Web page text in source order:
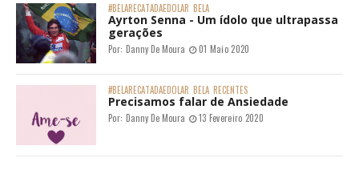
#BELARECATADAEDOLAR BELA
Ayrton Senna - Um ídolo que ultrapassa
gerações
Por: Danny De Moura 01 Maio 2020
#BELARECATADAEDOLAR BELA RECENTES
Precisamos falar de Ansiedade
Por: Danny De Moura 13 Fevereiro 2020